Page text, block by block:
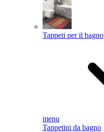
Tappeti per il bagno
menu
Tappetini da bagno